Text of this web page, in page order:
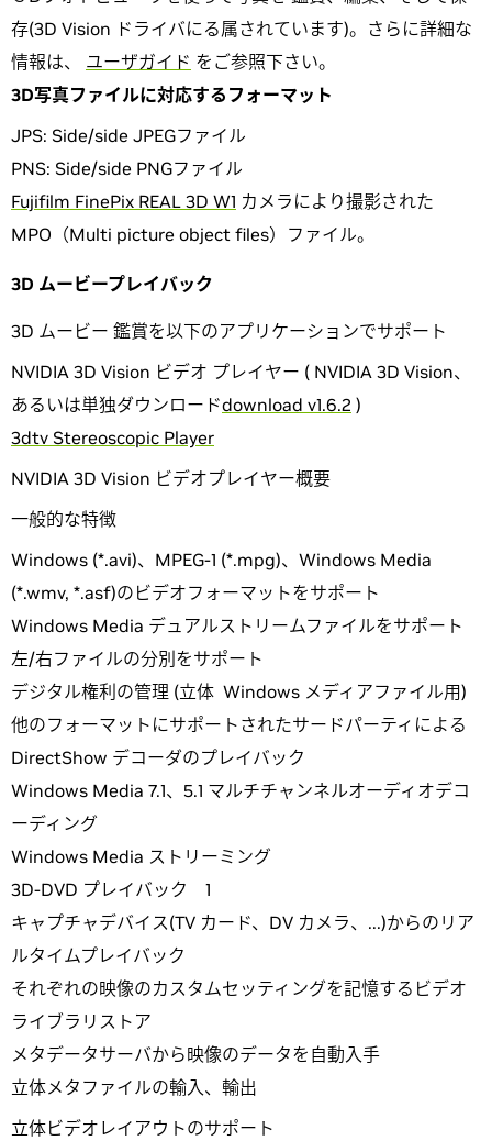
存(3D Vision ドライバにる属されています)。さらに詳細な
情報は、 ユーザガイド をご参照下さい。
3D写真ファイルに対応するフォーマット
JPS: Side/side JPEGファイル
PNS: Side/side PNGファイル
Fujifilm FinePix REAL 3D W1 カメラにより撮影された
MPO（Multi picture object files）ファイル。
3D ムービープレイバック
3D ムービー 鑑賞を以下のアプリケーションでサポート
NVIDIA 3D Vision ビデオ プレイヤー ( NVIDIA 3D Vision、
あるいは単独ダウンロードdownload v1.6.2 )
3dtv Stereoscopic Player
NVIDIA 3D Vision ビデオプレイヤー概要
一般的な特徴
Windows (*.avi)、MPEG-1 (*.mpg)、Windows Media
(*.wmv, *.asf)のビデオフォーマットをサポート
Windows Media デュアルストリームファイルをサポート
左/右ファイルの分別をサポート
デジタル権利の管理 (立体 Windows メディアファイル用)
他のフォーマットにサポートされたサードパーティによる
DirectShow デコーダのプレイバック
Windows Media 7.1、5.1 マルチチャンネルオーディオデコ
ーディング
Windows Media ストリーミング
3D-DVD プレイバック 1
キャプチャデバイス(TV カード、DV カメラ、...)からのリア
ルタイムプレイバック
それぞれの映像のカスタムセッティングを記憶するビデオ
ライブラリストア
メタデータサーバから映像のデータを自動入手
立体メタファイルの輸入、輸出
立体ビデオレイアウトのサポート